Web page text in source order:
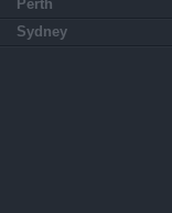
Perth
Sydney